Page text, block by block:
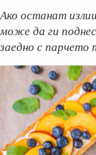
Ако останат
може да ги
заедно с парчето